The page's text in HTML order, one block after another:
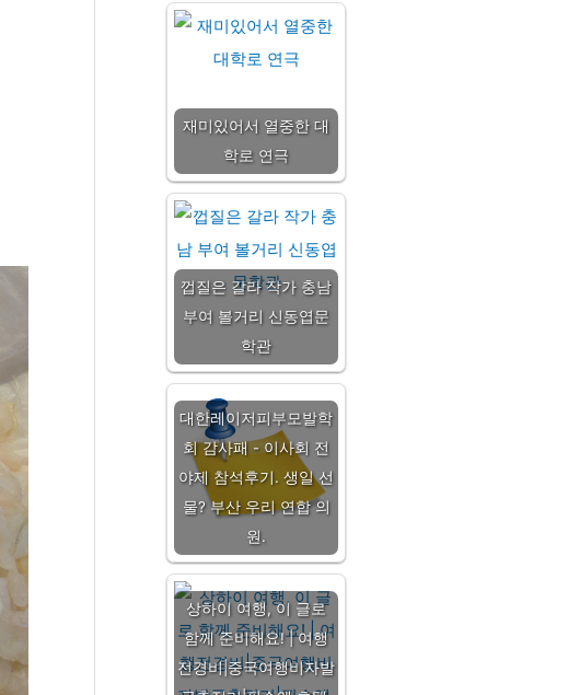
재미있어서 열중한 대
학로 연극
껍질은 갈라 작가 충남
부여 볼거리 신동엽문
학관
대한레이저피부모발학
회 감사패 - 이사회 전
야제 참석후기. 생일 선
물? 부산 우리 연합 의
원.
상하이 여행, 이 글로
함께 준비해요! | 여행
전경비|중국여행비자발